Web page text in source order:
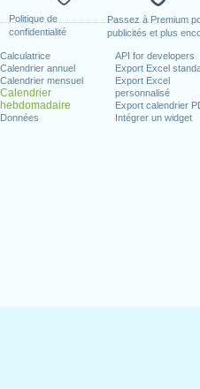
Politique de
confidentialité
Passez à Premium
publicités et plus
Calculatrice
Calendrier annuel
Calendrier mensuel
Calendrier
hebdomadaire
Données
API for developers
Export Excel
Export Excel
personnalisé
Export calendrier
Intégrer un widget